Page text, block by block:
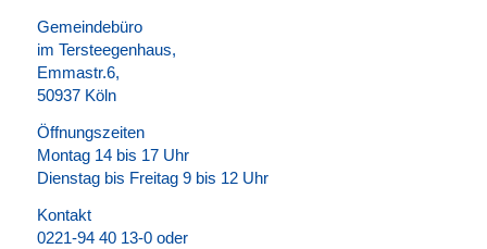
Gemeindebüro
im Tersteegenhaus,
Emmastr.6,
50937 Köln
Öffnungszeiten
Montag 14 bis 17 Uhr
Dienstag bis Freitag 9 bis 12 Uhr
Kontakt
0221-94 40 13-0 oder